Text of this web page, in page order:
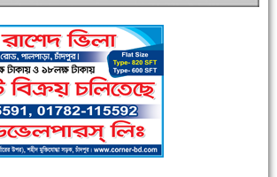
মৌসুমি ফল উপহার